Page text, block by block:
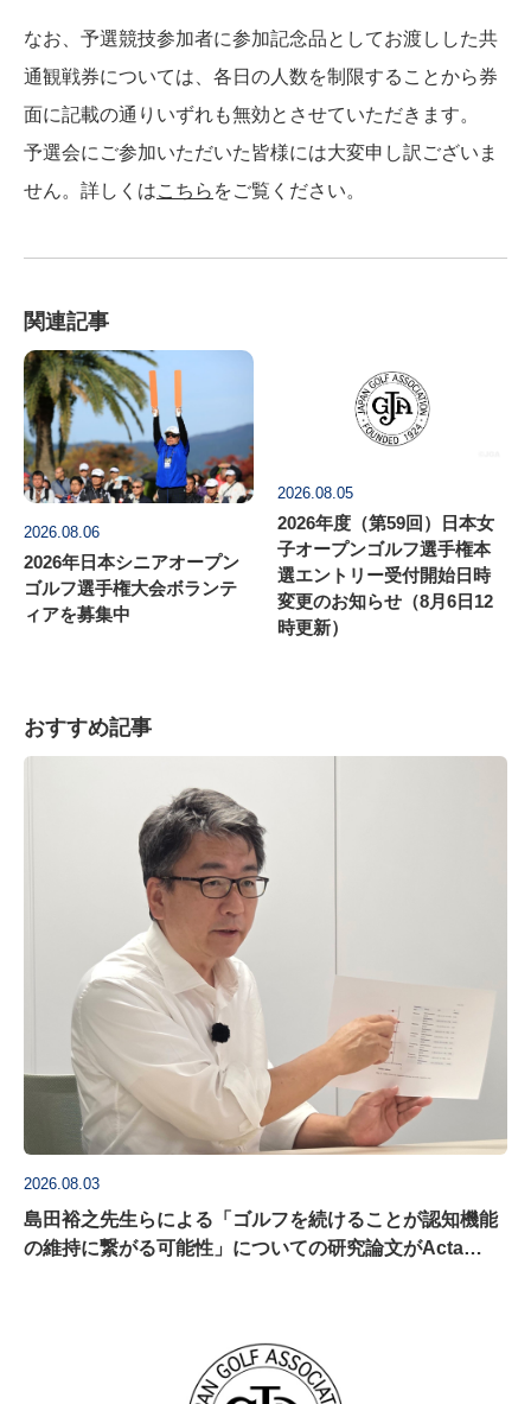
なお、予選競技参加者に参加記念品としてお渡しした共
通観戦券については、各日の人数を制限することから券
面に記載の通りいずれも無効とさせていただきます。
予選会にご参加いただいた皆様には大変申し訳ございま
せん。詳しくはこちら をご覧ください。
関連記事
2026.08.06
2026年日本シニアオープン
ゴルフ選手権大会ボランテ
ィアを募集中
2026.08.05
2026年度（第59回）日本女
子オープンゴルフ選手権本
選エントリー受付開始日時
変更のお知らせ（8月6日12
時更新）
おすすめ記事
2026.08.03
島田裕之先生らによる「ゴルフを続けることが認知機能
の維持に繋がる可能性」についての研究論文がActa